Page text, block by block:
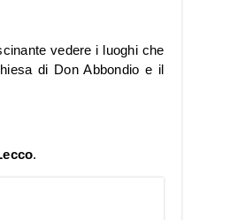
vedere i luoghi che
di Don Abbondio e il
.